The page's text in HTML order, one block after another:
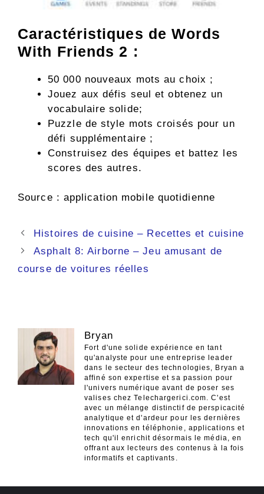
Caractéristiques de Words
With Friends 2 :
50 000 nouveaux mots au choix ;
Jouez aux défis seul et obtenez un
vocabulaire solide;
Puzzle de style mots croisés pour un
défi supplémentaire ;
Construisez des équipes et battez les
scores des autres.
Source : application mobile quotidienne
Navigation
des
Histoires de cuisine – Recettes et cuisine
Asphalt 8: Airborne – Jeu amusant de
course de voitures réelles
Bryan
Fort d'une solide expérience en tant
qu'analyste pour une entreprise leader
dans le secteur des technologies, Bryan a
affiné son expertise et sa passion pour
l'univers numérique avant de poser ses
valises chez Telechargerici.com. C'est
avec un mélange distinctif de perspicacité
analytique et d'ardeur pour les dernières
innovations en téléphonie, applications et
tech qu'il enrichit désormais le média, en
offrant aux lecteurs des contenus à la fois
informatifs et captivants.